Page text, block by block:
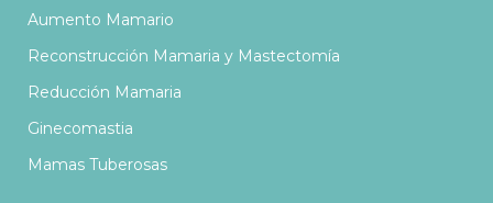
Aumento Mamario
Reconstrucción Mamaria y Mastectomía
Reducción Mamaria
Ginecomastia
Mamas Tuberosas